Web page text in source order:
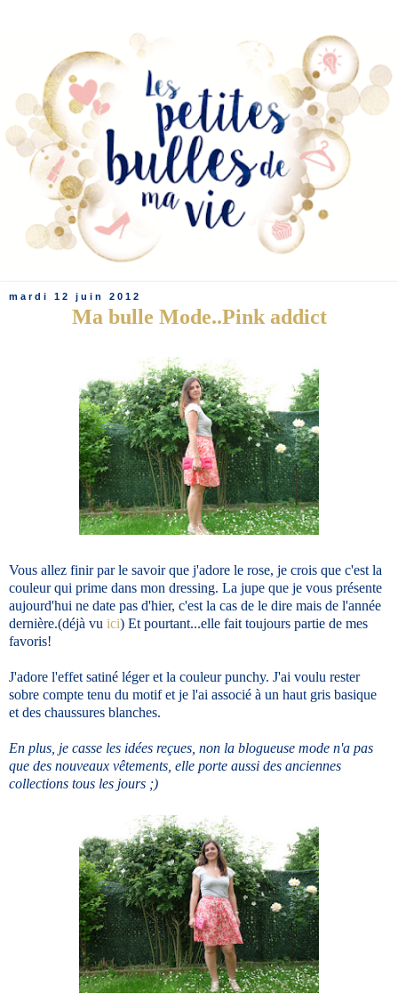
mardi 12 juin 2012
Ma bulle Mode..Pink addict
Vous allez finir par le savoir que j'adore le rose, je crois que c'est la
couleur qui prime dans mon dressing. La jupe que je vous présente
aujourd'hui ne date pas d'hier, c'est la cas de le dire mais de l'année
dernière.(déjà vu ici) Et pourtant...elle fait toujours partie de mes
favoris!
J'adore l'effet satiné léger et la couleur punchy. J'ai voulu rester
sobre compte tenu du motif et je l'ai associé à un haut gris basique
et des chaussures blanches.
En plus, je casse les idées reçues, non la blogueuse mode n'a pas
que des nouveaux vêtements, elle porte aussi des anciennes
collections tous les jours ;)